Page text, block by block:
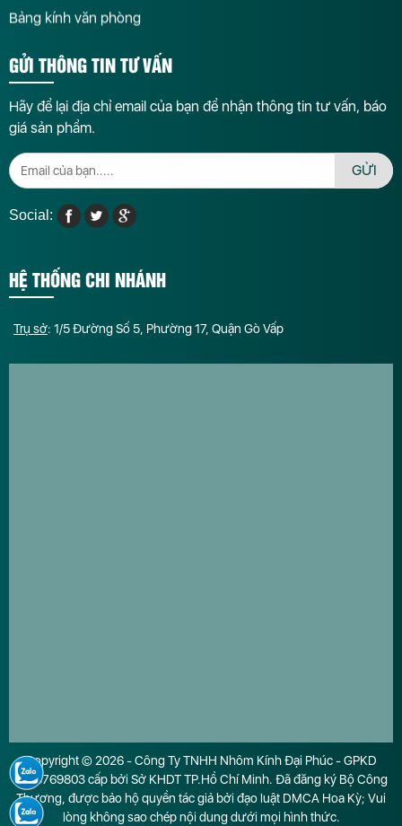
Bảng kính văn phòng
GỬI THÔNG TIN TƯ VẤN
Hãy để lại địa chỉ email của bạn để nhận thông tin tư vấn, báo
giá sản phẩm.
GỬI
Social:
HỆ THỐNG CHI NHÁNH
Trụ sở: 1/5 Đường Số 5, Phường 17, Quận Gò Vấp
Copyright © 2026 - Công Ty TNHH Nhôm Kính Đại Phúc - GPKD
0316769803 cấp bởi Sở KHDT TP.Hồ Chí Minh. Đã đăng ký Bộ Công
Thương, được bảo hộ quyền tác giả bởi đạo luật DMCA Hoa Kỳ; Vui
lòng không sao chép nội dung dưới mọi hình thức.